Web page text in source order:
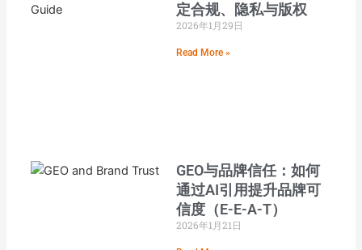
定合规、隐私与版权
2026年1月29日
Read More »
GEO与品牌信任：如何
通过AI引用提升品牌可
信度（E-E-A-T）
2026年1月21日